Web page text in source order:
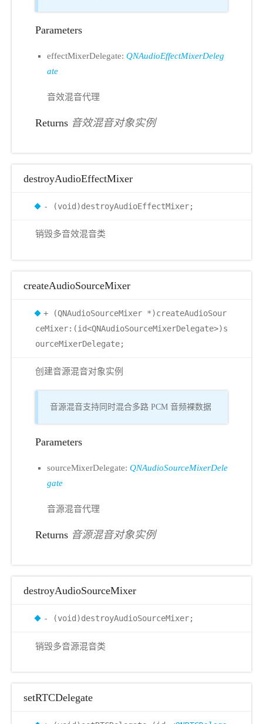
Parameters
effectMixerDelegate: QNAudioEffectMixerDeleg
ate
音效混音代理
Returns 音效混音对象实例
destroyAudioEffectMixer
- (void)destroyAudioEffectMixer;
销毁多音效混音类
createAudioSourceMixer
+ (QNAudioSourceMixer *)createAudioSour
ceMixer:(id<QNAudioSourceMixerDelegate>)s
ourceMixerDelegate;
创建音源混音对象实例
音源混音支持同时混合多路 PCM 音频裸数据
Parameters
sourceMixerDelegate: QNAudioSourceMixerDele
gate
音源混音代理
Returns 音源混音对象实例
destroyAudioSourceMixer
- (void)destroyAudioSourceMixer;
销毁多音源混音类
setRTCDelegate